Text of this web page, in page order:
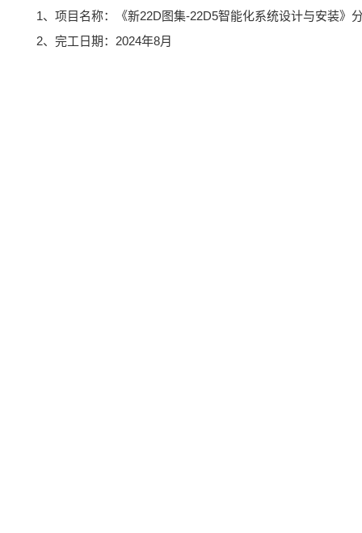
1、项目名称：《新22D图集-22D5智能化系统设计与安装》
2、完工日期：2024年8月